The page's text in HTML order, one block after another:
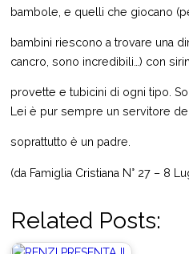
bambole, e quelli che giocano
bambini riescono a trovare una
cancro, sono incredibili…) con
provette e tubicini di ogni tipo.
Lei è pur sempre un servitore
soprattutto è un padre.
(da Famiglia Cristiana N° 27 – 8
Related Posts: